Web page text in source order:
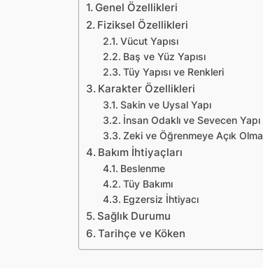
Genel Özellikleri
Fiziksel Özellikleri
Vücut Yapısı
Baş ve Yüz Yapısı
Tüy Yapısı ve Renkleri
Karakter Özellikleri
Sakin ve Uysal Yapı
İnsan Odaklı ve Sevecen Yapı
Zeki ve Öğrenmeye Açık Olma
Bakım İhtiyaçları
Beslenme
Tüy Bakımı
Egzersiz İhtiyacı
Sağlık Durumu
Tarihçe ve Köken